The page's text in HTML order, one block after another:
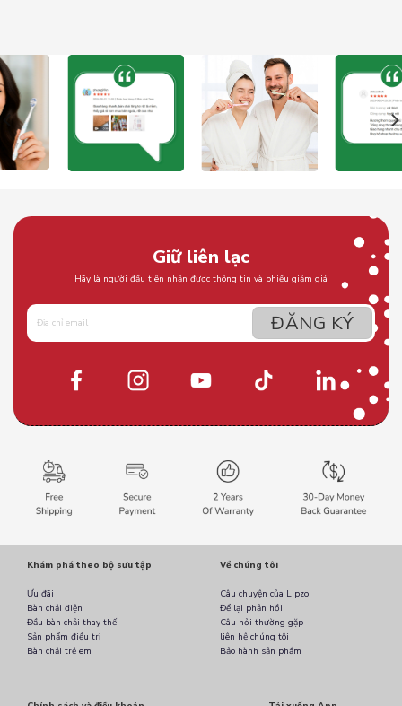
Giữ liên lạc
Hãy là người đầu tiên nhận được thông tin và phiếu giảm giá
Khám phá theo bộ sưu tập
Ưu đãi
Bàn chải điện
Đầu bàn chải thay thế
Sản phẩm điều trị
Bàn chải trẻ em
Về chúng tôi
Câu chuyện của Lipzo
Để lại phản hồi
Câu hỏi thường gặp
liên hệ chúng tôi
Bảo hành sản phẩm